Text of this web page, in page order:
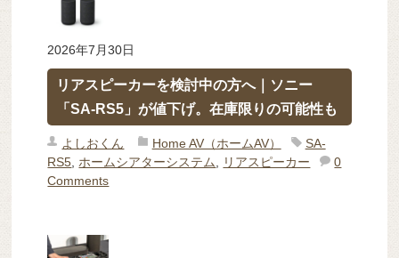
2026年7月30日
リアスピーカーを検討中の方へ｜ソニー
「SA-RS5」が値下げ。在庫限りの可能性も
よしおくん Home AV（ホームAV）
SA-
RS5 ホームシアターシステム リアスピーカー
0
Comments